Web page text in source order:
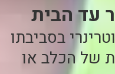
עד הבית
בסביבתו
של הכלב או